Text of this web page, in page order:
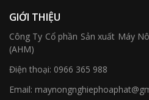
GIỚI THIỆU
Công Ty Cổ phần Sản xuất Máy
(AHM)
Điện thoại: 0966 365 988
Email: